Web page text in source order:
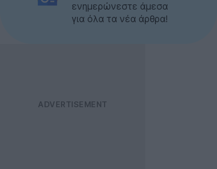
ενημερώνεστε άμεσα
για όλα τα νέα άρθρα!